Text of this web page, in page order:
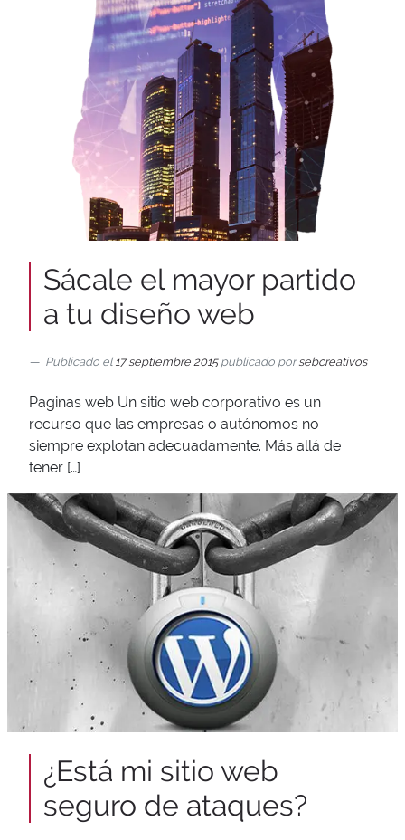
Sácale el mayor partido
a tu diseño web
Publicado el 17 septiembre 2015publicado por sebcreativos
Paginas web Un sitio web corporativo es un
recurso que las empresas o autónomos no
siempre explotan adecuadamente. Más allá de
tener […]
¿Está mi sitio web
seguro de ataques?